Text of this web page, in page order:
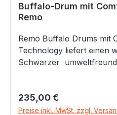
Buffalo-Drum mit
Remo
Remo Buffalo Drums mit
Technology liefert einen
Schwarzer
Technology Trommelfell.
Instrument für
Regulärer Preis:
235,00 €
Preise inkl. MwSt. zzgl.